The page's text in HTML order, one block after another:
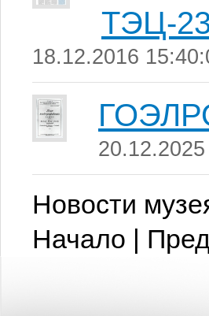
ТЭЦ-
18.12.2016
Новости
Начало |